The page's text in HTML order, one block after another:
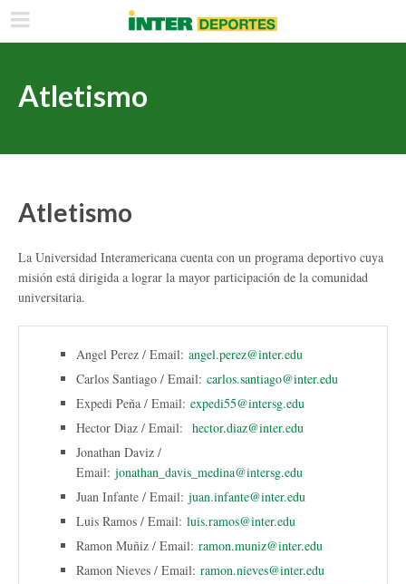
Atletismo
Atletismo
La Universidad Interamericana cuenta con un programa deportivo cuya
misión está dirigida a lograr la mayor participación de la comunidad
universitaria.
Angel Perez / Email: angel.perez@inter.edu
Carlos Santiago / Email: carlos.santiago@inter.edu
Expedi Peña / Email: expedi55@intersg.edu
Hector Diaz / Email: hector.diaz@inter.edu
Jonathan Daviz /
Email: jonathan_davis_medina@intersg.edu
Juan Infante / Email: juan.infante@inter.edu
Luis Ramos / Email: luis.ramos@inter.edu
Ramon Muñiz / Email: ramon.muniz@inter.edu
Ramon Nieves / Email: ramon.nieves@inter.edu